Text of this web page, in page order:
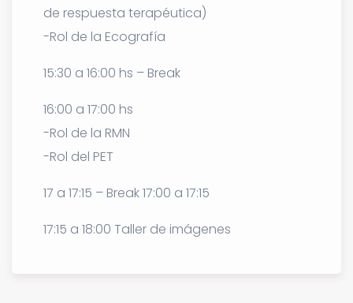
de respuesta terapéutica)
-Rol de la Ecografía
15:30 a 16:00 hs – Break
16:00 a 17:00 hs
-Rol de la RMN
-Rol del PET
17 a 17:15 – Break 17:00 a 17:15
17:15 a 18:00 Taller de imágenes